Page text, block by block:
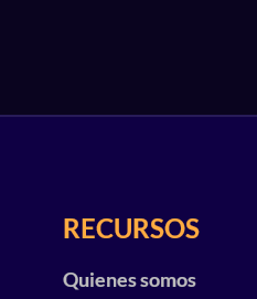
RECURSOS
Quienes somos